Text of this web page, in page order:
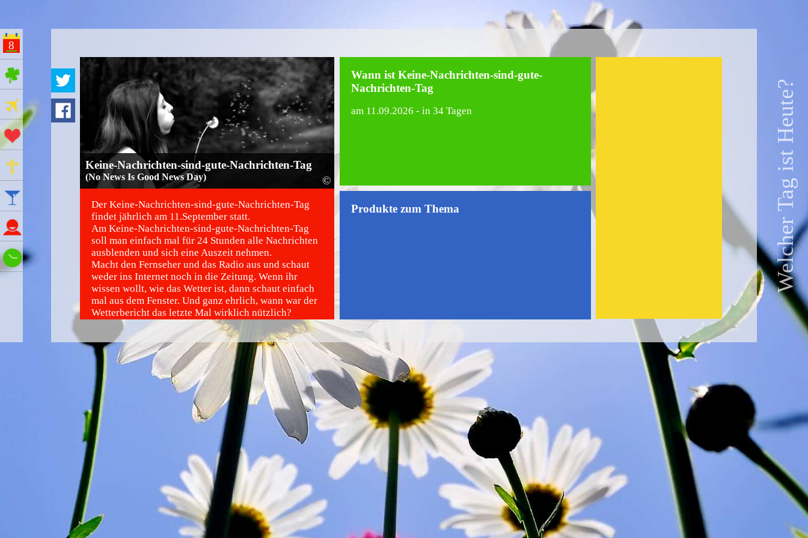
Welcher Tag ist Heute?
8
ges Feiertage
Ferien
Aktionstage
Gedenktage
Namenstage
Wie spät ist es?
Keine-Nachrichten-sind-gute-Nachrichten-Tag
(No News Is Good News Day) ©
Der Keine-Nachrichten-sind-gute-Nachrichten-Tag
findet jährlich am 11.September statt.
Am Keine-Nachrichten-sind-gute-Nachrichten-Tag
soll man einfach mal für 24 Stunden alle Nachrichten
ausblenden und sich eine Auszeit nehmen.
Macht den Fernseher und das Radio aus und schaut
weder ins Internet noch in die Zeitung. Wenn ihr
wissen wollt, wie das Wetter ist, dann schaut einfach
mal aus dem Fenster. Und ganz ehrlich, wann war der
Wetterbericht das letzte Mal wirklich nützlich?
Die Welt wird sich am Keine-Nachrichten-sind-gute-
Nachrichten-Tag weiter drehen, auch wenn ihr nicht
über alle Krisen, Unglücke, Skandale und Tragödien
Bescheid wisst.
Wann ist Keine-Nachrichten-sind-gute-
Nachrichten-Tag
am 11.09.2026 - in 34 Tagen
Produkte zum Thema